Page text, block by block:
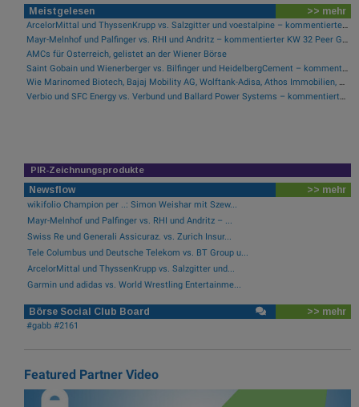
Meistgelesen >> mehr
ArcelorMittal und ThyssenKrupp vs. Salzgitter und voestalpine – kommentierter KW 32 Peer Group Watch Stahl
Mayr-Melnhof und Palfinger vs. RHI und Andritz – kommentierter KW 32 Peer Group Watch Zykliker Österreich
AMCs für Österreich, gelistet an der Wiener Börse
Wie Marinomed Biotech, Bajaj Mobility AG, Wolftank-Adisa, Athos Immobilien, Rosenbauer und Telekom Austria für Gesprächsstoff in Österreich sorgten
Verbio und SFC Energy vs. Verbund und Ballard Power Systems – kommentierter KW 32 Peer Group Watch Energie
PIR-Zeichnungsprodukte
Newsflow >> mehr
wikifolio Champion per ..: Simon Weishar mit Szew...
Mayr-Melnhof und Palfinger vs. RHI und Andritz – ...
Swiss Re und Generali Assicuraz. vs. Zurich Insur...
Tele Columbus und Deutsche Telekom vs. BT Group u...
ArcelorMittal und ThyssenKrupp vs. Salzgitter und...
Garmin und adidas vs. World Wrestling Entertainme...
Börse Social Club Board >> mehr
#gabb #2161
Featured Partner Video